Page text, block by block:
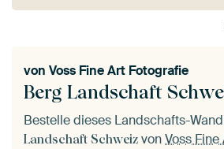
Berg Landschaft
von Voss Fine Art Fotografie
Bestelle dieses Landschafts-
Landschaft Schweiz vonVoss